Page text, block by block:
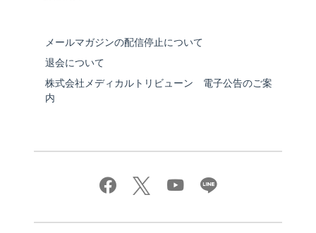
メールマガジンの配信停止について
退会について
株式会社メディカルトリビューン 電子公告のご案
内